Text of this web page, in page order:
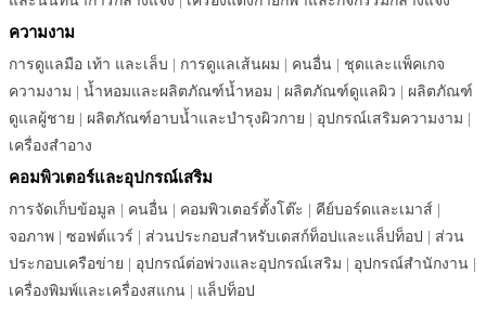
ความงาม
การดูแลมือ เท้า และเล็บ | การดูแลเส้นผม | คนอื่น | ชุดและแพ็คเกจ
ความงาม | น้ำหอมและผลิตภัณฑ์น้ำหอม | ผลิตภัณฑ์ดูแลผิว | ผลิตภัณฑ์
ดูแลผู้ชาย | ผลิตภัณฑ์อาบน้ำและบำรุงผิวกาย | อุปกรณ์เสริมความงาม |
เครื่องสำอาง
คอมพิวเตอร์และอุปกรณ์เสริม
การจัดเก็บข้อมูล | คนอื่น | คอมพิวเตอร์ตั้งโต๊ะ | คีย์บอร์ดและเมาส์ |
จอภาพ | ซอฟต์แวร์ | ส่วนประกอบสำหรับเดสก์ท็อปและแล็ปท็อป | ส่วน
ประกอบเครือข่าย | อุปกรณ์ต่อพ่วงและอุปกรณ์เสริม | อุปกรณ์สำนักงาน |
เครื่องพิมพ์และเครื่องสแกน | แล็ปท็อป